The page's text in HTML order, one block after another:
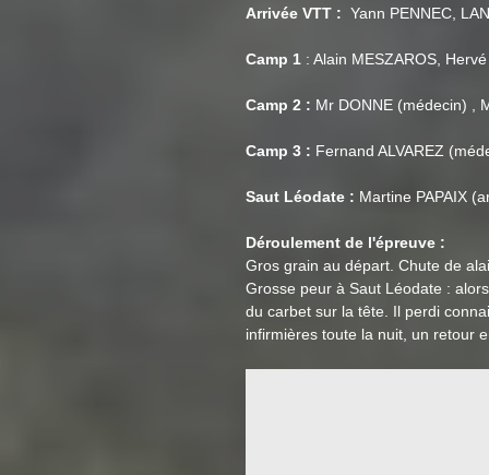
Arrivée VTT : Yann PENNEC,
Camp 1 : Alain MESZAROS,
Camp 2 : Mr DONNE (médecin) ,
Camp 3 : Fernand ALVAREZ
Saut Léodate : Martine PAPAIX
Déroulement de l'épreuve :
Gros grain au départ. Chute de
Grosse peur à Saut Léodate :
du carbet sur la tête. Il perdi
infirmières toute la nuit, un retour